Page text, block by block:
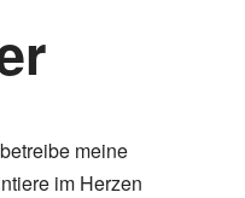
meine
im Herzen